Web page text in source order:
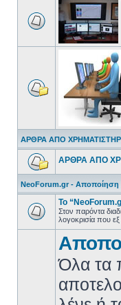
ΑΡΘΡΑ ΑΠΟ
ΑΡΘΡΑ ΑΠΟ
NeoForum.gr - Αποποίηση
Το
Στον παρόντα
λογοκρισία που εξ
Όλα τα